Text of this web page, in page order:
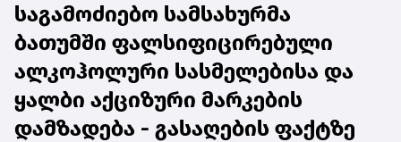
საგამოძიებო სამსახურმა
ბათუმში ფალსიფიცირებული
ალკოჰოლური სასმელებისა და
ყალბი აქციზური მარკების
დამზადება - გასაღების ფაქტზე